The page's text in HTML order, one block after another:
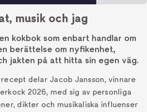
musik och jag
kokbok som enbart handlar om
berättelse om nyfikenhet,
jakten på att hitta sin egen väg.
delar Jacob Jansson, vinnare
2026, med sig av personliga
dikter och musikaliska influenser